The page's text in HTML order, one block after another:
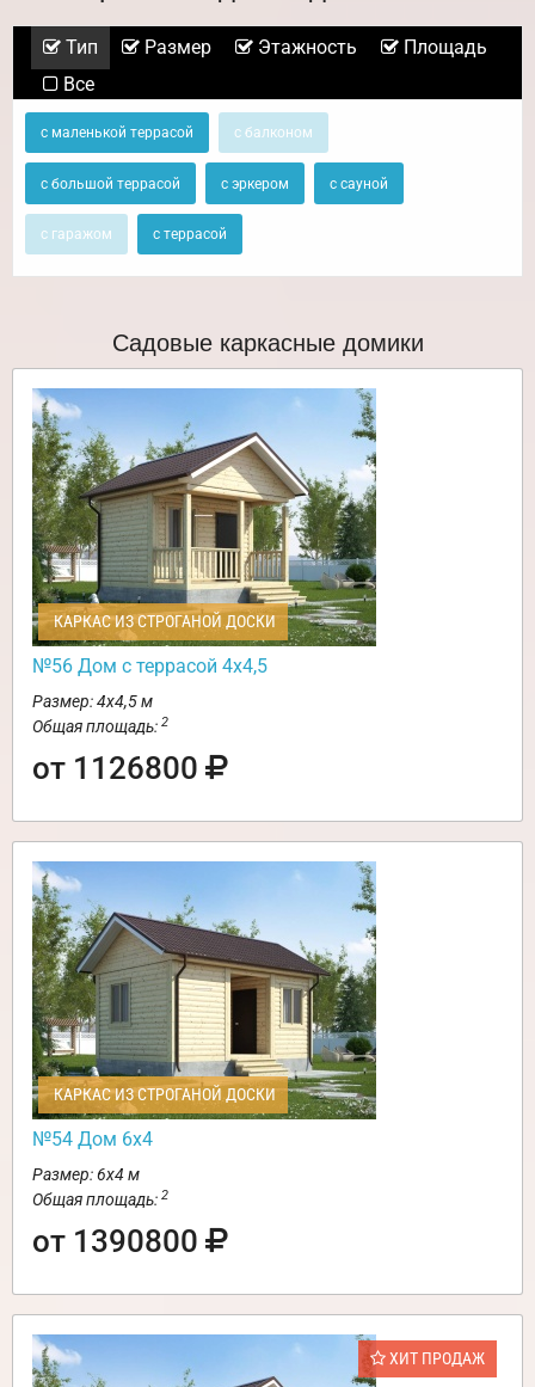
Тип Размер Этажность
Площадь
Все
с маленькой террасой с балконом
с большой террасой с эркером с сауной
с гаражом с террасой
Садовые каркасные домики
КАРКАС ИЗ СТРОГАНОЙ ДОСКИ
№56 Дом с террасой 4х4,5
Размер: 4х4,5 м
Общая площадь: 2
от 1126800
КАРКАС ИЗ СТРОГАНОЙ ДОСКИ
№54 Дом 6х4
Размер: 6х4 м
Общая площадь: 2
от 1390800
ХИТ ПРОДАЖ